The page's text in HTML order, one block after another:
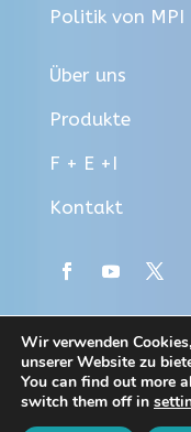
Politik von MPI
Über uns
Produkte
F + E +I
Kontakt
Wir verwenden
unserer Website zu
You can find out more
switch them off in